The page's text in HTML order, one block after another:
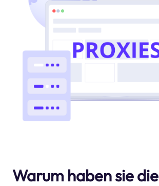
Warum haben sie die